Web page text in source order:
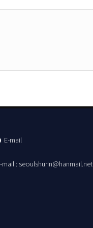
E-mail
mail : seoulshurin@hanmail.net